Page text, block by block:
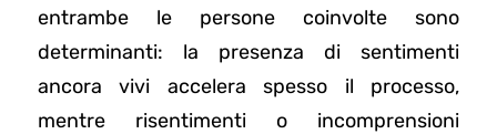
entrambe le persone coinvolte sono
determinanti: la presenza di sentimenti
ancora vivi accelera spesso il processo,
mentre risentimenti o incomprensioni